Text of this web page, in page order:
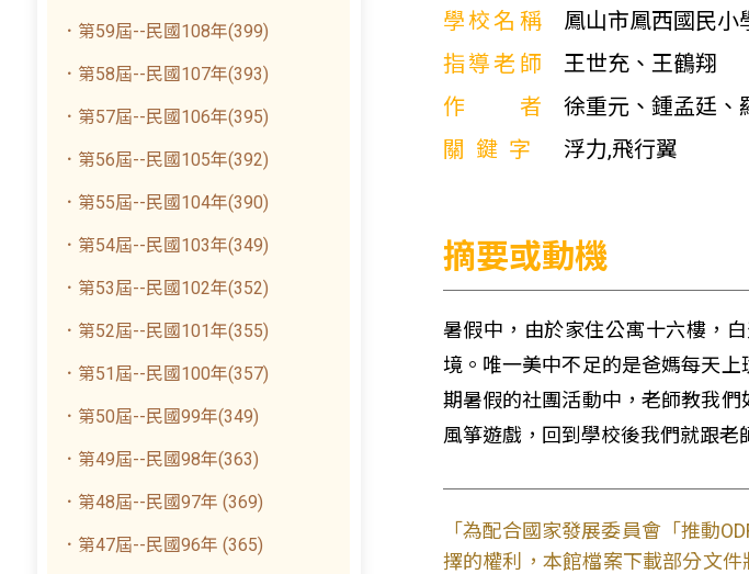
．第59屆--民國108年(399)
．第58屆--民國107年(393)
．第57屆--民國106年(395)
．第56屆--民國105年(392)
．第55屆--民國104年(390)
．第54屆--民國103年(349)
．第53屆--民國102年(352)
．第52屆--民國101年(355)
．第51屆--民國100年(357)
．第50屆--民國99年(349)
．第49屆--民國98年(363)
．第48屆--民國97年 (369)
．第47屆--民國96年 (365)
學校名稱
鳳山市鳳西國民小
指導老師
王世充、王鶴翔
作者
徐重元、鍾孟廷、
關鍵字
浮力,飛行翼
摘要或動機
暑假中，由於家住公寓十六樓，
境。唯一美中不足的是爸媽每天
期暑假的社團活動中，老師教我
風箏遊戲，回到學校後我們就跟老
「為配合國家發展委員會「推動
擇的權利，本館檔案下載部分文